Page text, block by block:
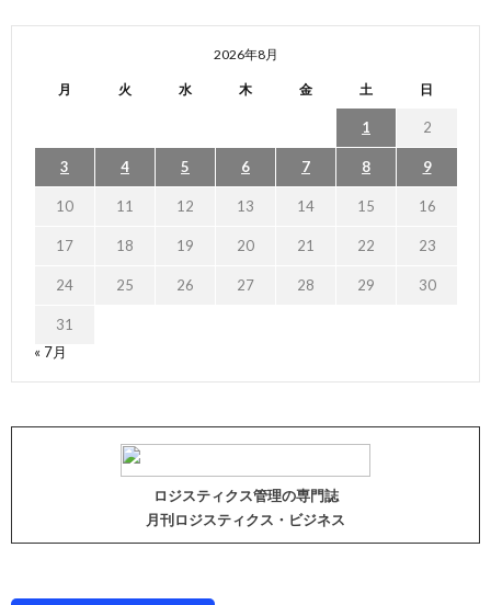
2026年8月
月 火 水 木 金 土 日
1 2
3 4 5 6 7 8 9
10 11 12 13 14 15 16
17 18 19 20 21 22 23
24 25 26 27 28 29 30
31
« 7月
ロジスティクス管理の専門誌
月刊ロジスティクス・ビジネス